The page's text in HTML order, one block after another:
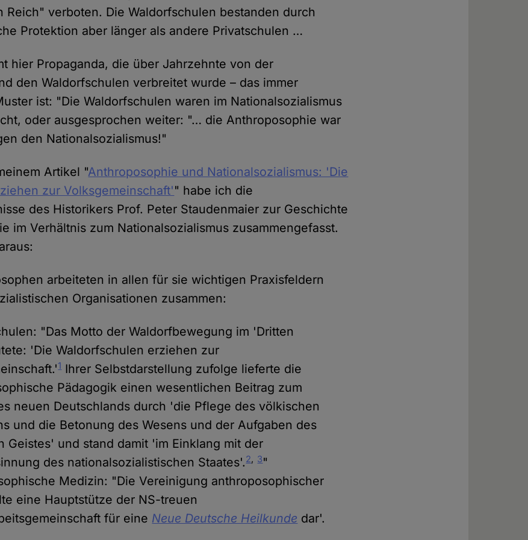
Reich" verboten. Die Waldorfschulen bestanden durch
Protektion aber länger als andere Privatschulen …
hier Propaganda, die über Jahrzehnte von der
den Waldorfschulen verbreitet wurde – das immer
ist: "Die Waldorfschulen waren im Nationalsozialismus
oder ausgesprochen weiter: "… die Anthroposophie war
den Nationalsozialismus!"
Artikel "Anthroposophie und Nationalsozialismus: 'Die
zur Volksgemeinschaft'" habe ich die
des Historikers Prof. Peter Staudenmaier zur Geschichte
im Verhältnis zum Nationalsozialismus zusammengefasst.
arbeiteten in allen für sie wichtigen Praxisfeldern
Organisationen zusammen:
"Das Motto der Waldorfbewegung im 'Dritten
'Die Waldorfschulen erziehen zur
1Ihrer Selbstdarstellung zufolge lieferte die
Pädagogik einen wesentlichen Beitrag zum
neuen Deutschlands durch 'die Pflege des völkischen
und die Betonung des Wesens und der Aufgaben des
Geistes' und stand damit 'im Einklang mit der
des nationalsozialistischen Staates'.2, 3"
Medizin: "Die Vereinigung anthroposophischer
eine Hauptstütze der NS-treuen
für eine Neue Deutsche Heilkunde dar'.